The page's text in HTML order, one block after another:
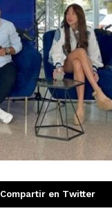
Compartir en Twitter